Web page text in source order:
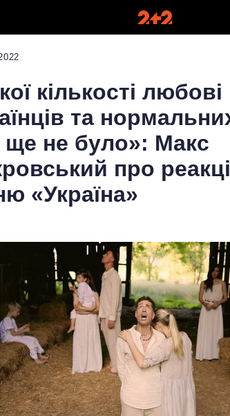
кількості любові
та
ще не було»: Макс
про
«Україна»